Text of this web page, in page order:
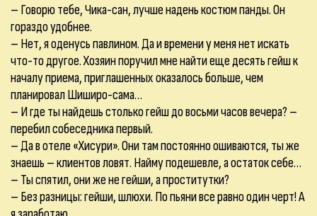
– Говорю тебе, Чика-сан, лучше надень костюм панды. Он
гораздо удобнее.
– Нет, я оденусь павлином. Да и времени у меня нет искать
что-то другое. Хозяин поручил мне найти еще десять гейш к
началу приема, приглашенных оказалось больше, чем
планировал Шиширо-сама…
– И где ты найдешь столько гейш до восьми часов вечера? –
перебил собеседника первый.
– Да в отеле «Хисури». Они там постоянно ошиваются, ты же
знаешь – клиентов ловят. Найму подешевле, а остаток себе…
– Ты спятил, они же не гейши, а проститутки?
– Без разницы: гейши, шлюхи. По пьяни все равно один черт! А